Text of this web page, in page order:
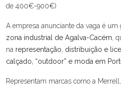
de 400€-900€)
A empresa anunciante da vaga é
zona industrial de Agalva-Cacém,
na representação, distribuição e
calçado, “outdoor” e moda em
Representam marcas como a